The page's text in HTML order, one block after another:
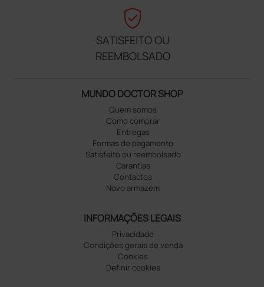
verified_user
SATISFEITO OU
REEMBOLSADO
MUNDO DOCTOR SHOP
Quem somos
Como comprar
Entregas
Formas de pagamento
Satisfeito ou reembolsado
Garantias
Contactos
Novo armazém
INFORMAÇÕES LEGAIS
Privacidade
Condições gerais de venda
Cookies
Definir cookies